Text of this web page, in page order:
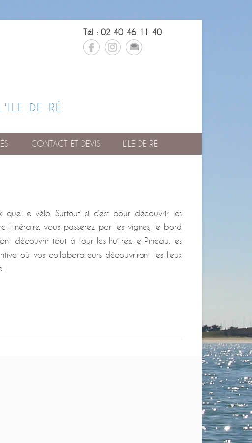
DE RÉ
Tél : 02 40 46 11 40
CONTACT ET DEVIS L’ILE DE RÉ
que le vélo. Surtout si c’est pour découvrir les
itinéraire, vous passerez par les vignes, le bord
découvrir tout à tour les huîtres, le Pineau, les
où vos collaborateurs découvriront les lieux
!